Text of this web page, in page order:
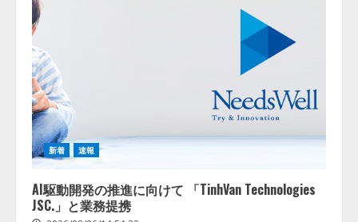
新着 速報
AI駆動開発の推進に向けて 「TinhVan Technologies
JSC.」と業務提携
藤原竜也がAIで組織の改善点を見
抜く！ SKYSEA Client View 新テ
レビCM公開！ 新オプション！ AI
が組織の業務実態を分析し労務改
善を支援。 藤原竜也メイキング
動画公開 「もしAIが自分を分析し
たら、すぐ休めと言われる自信が
ある」「昨年の夏はカブトムシを
2026/08/06/14:54:31
3
アシストAIテラス、ガバナンス機
供開始